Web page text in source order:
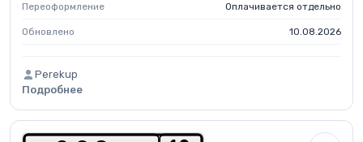
Переоформление Оплачивается отдельно
Обновлено 10.08.2026
Perekup
Подробнее